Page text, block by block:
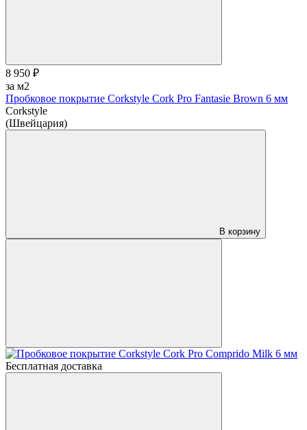
8 950 ₽
за м2
Пробковое покрытие Corkstyle Cork Pro Fantasie Brown 6 мм
Corkstyle
(Швейцария)
В корзину
Бесплатная доставка